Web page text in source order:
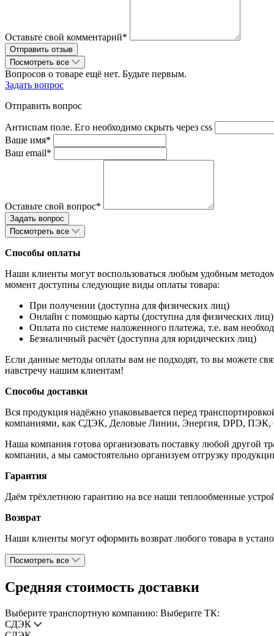
Оставьте свой комментарий*
Посмотреть все
Вопросов о товаре ещё нет. Будьте первым.
Задать вопрос
Отправить вопрос
Антиспам поле. Его необходимо скрыть через css
Ваше имя*
Ваш email*
Оставьте свой вопрос*
Посмотреть все
Способы оплаты
Наши клиенты могут воспользоваться любым удобным
момент доступны следующие виды оплаты товара:
При получении (доступна для физических лиц)
Онлайн с помощью карты (доступна для физических лиц)
Оплата по системе наложенного платежа, т.е. вам
Безналичный расчёт (доступна для юридических лиц)
Если данные методы оплаты вам не подходят, то вы можете
навстречу нашим клиентам!
Способы доставки
Вся продукция надёжно упаковывается перед
компаниями, как СДЭК, Деловые Линии, Энергия, DPD, ПЭК,
Наша компания готова организовать поставку любой другой
компании, а мы самостоятельно организуем отгрузку
Гарантия
Даём трёхлетнюю гарантию на все наши теплообменные
Возврат
Наши клиенты могут оформить возврат любого товара в
Посмотреть все
Средняя стоимость доставки
Выберите транспортную компанию: Выберите ТК:
СДЭК